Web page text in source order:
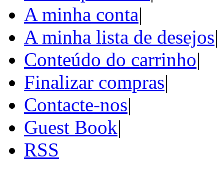
A minha conta|
A minha lista de desejos|
Conteúdo do carrinho|
Finalizar compras|
Contacte-nos|
Guest Book|
RSS